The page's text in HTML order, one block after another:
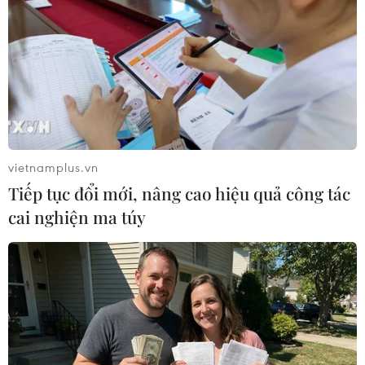
Theo dõi VietnamPlus
TIN LIÊN QUAN
vietnamplus.vn
Tiếp tục đổi mới, nâng cao hiệu quả công tác
cai nghiện ma túy